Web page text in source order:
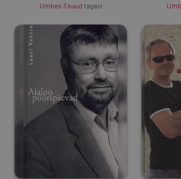
Umbes 3 kuud tagasi